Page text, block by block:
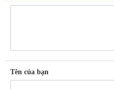
Tên của bạn